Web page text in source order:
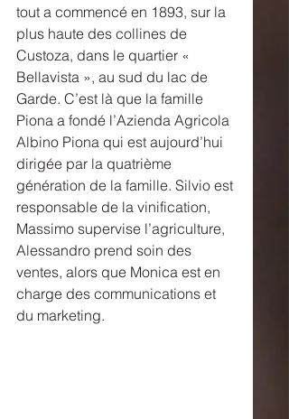
tout a commencé en 1893, sur la
plus haute des collines de
Custoza, dans le quartier «
Bellavista », au sud du lac de
Garde. C’est là que la famille
Piona a fondé l’Azienda Agricola
Albino Piona qui est aujourd’hui
dirigée par la quatrième
génération de la famille. Silvio est
responsable de la vinification,
Massimo supervise l’agriculture,
Alessandro prend soin des
ventes, alors que Monica est en
charge des communications et
du marketing.